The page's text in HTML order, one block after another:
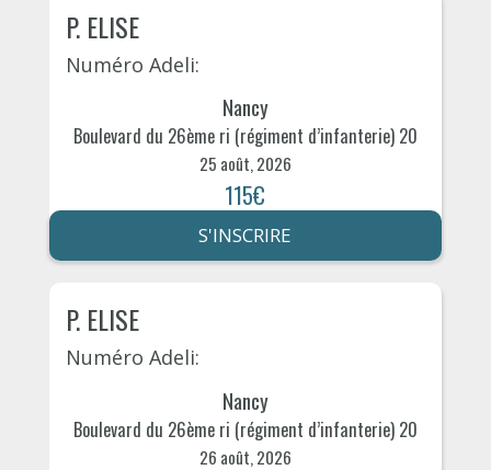
P. ELISE
Numéro Adeli:
Nancy
Boulevard du 26ème ri (régiment d’infanterie) 20
25 août, 2026
115€
S'INSCRIRE
P. ELISE
Numéro Adeli:
Nancy
Boulevard du 26ème ri (régiment d’infanterie) 20
26 août, 2026